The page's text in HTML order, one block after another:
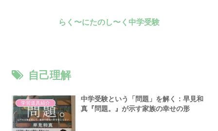
らく〜にたのし〜く中学受験
自己理解
学習道具紹介
中学受験という「問題」を解く：早見和
真『問題。』が示す家族の幸せの形